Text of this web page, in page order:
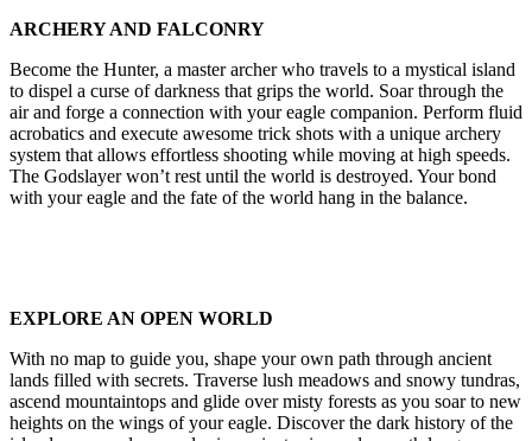
ARCHERY AND FALCONRY
Become the Hunter, a master archer who travels to a mystical island
to dispel a curse of darkness that grips the world. Soar through the
air and forge a connection with your eagle companion. Perform fluid
acrobatics and execute awesome trick shots with a unique archery
system that allows effortless shooting while moving at high speeds.
The Godslayer won’t rest until the world is destroyed. Your bond
with your eagle and the fate of the world hang in the balance.
EXPLORE AN OPEN WORLD
With no map to guide you, shape your own path through ancient
lands filled with secrets. Traverse lush meadows and snowy tundras,
ascend mountaintops and glide over misty forests as you soar to new
heights on the wings of your eagle. Discover the dark history of the